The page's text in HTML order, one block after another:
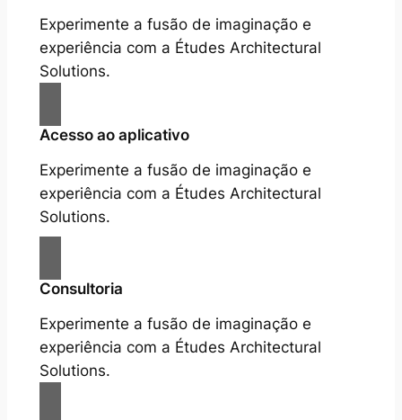
Experimente a fusão de imaginação e
experiência com a Études Architectural
Solutions.
Acesso ao aplicativo
Experimente a fusão de imaginação e
experiência com a Études Architectural
Solutions.
Consultoria
Experimente a fusão de imaginação e
experiência com a Études Architectural
Solutions.